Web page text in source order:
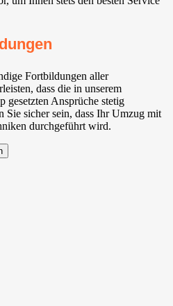
Fortbildungen aller
dass die in unserem
gesetzten Ansprüche stetig
Sie sicher sein, dass Ihr Umzug mit
durchgeführt wird.